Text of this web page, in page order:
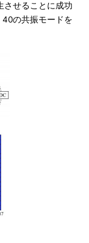
させることに成功
40の共振モードを